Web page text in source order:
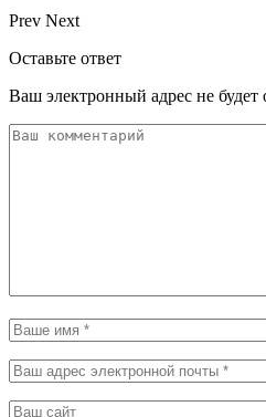
Prev Next
Оставьте ответ
Ваш электронный адрес не будет